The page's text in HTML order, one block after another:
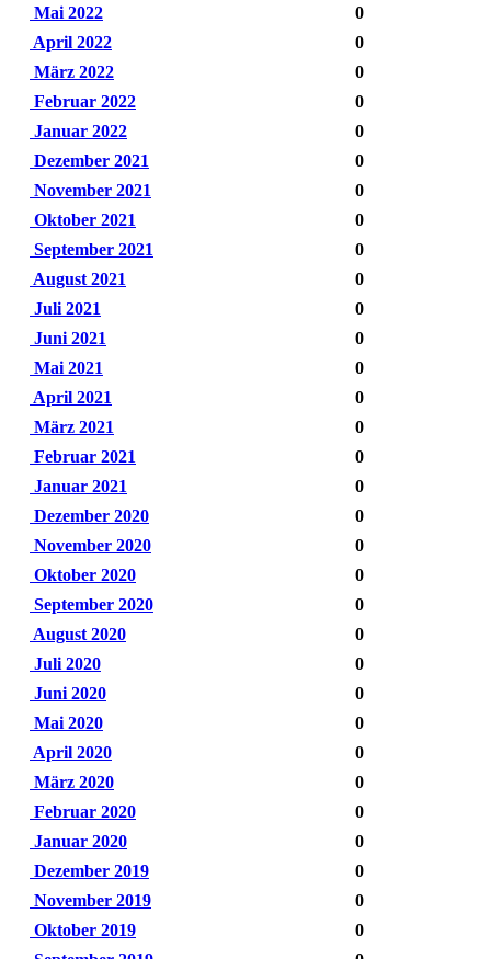
Mai 2022
0
April 2022
0
März 2022
0
Februar 2022
0
Januar 2022
0
Dezember 2021
0
November 2021
0
Oktober 2021
0
September 2021
0
August 2021
0
Juli 2021
0
Juni 2021
0
Mai 2021
0
April 2021
0
März 2021
0
Februar 2021
0
Januar 2021
0
Dezember 2020
0
November 2020
0
Oktober 2020
0
September 2020
0
August 2020
0
Juli 2020
0
Juni 2020
0
Mai 2020
0
April 2020
0
März 2020
0
Februar 2020
0
Januar 2020
0
Dezember 2019
0
November 2019
0
Oktober 2019
0